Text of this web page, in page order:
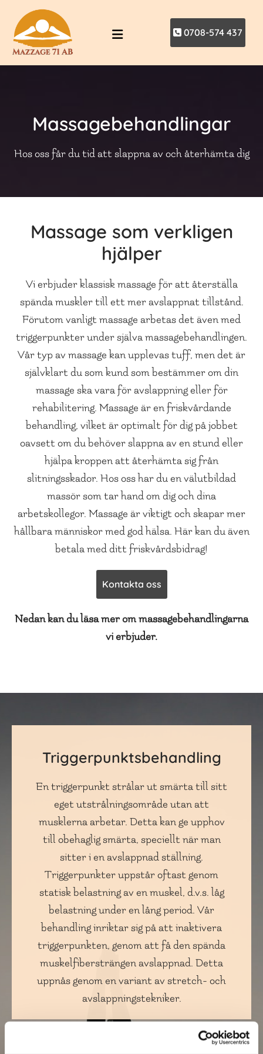
0708-574 437
Massagebehandlingar
Hos oss får du tid att slappna av och återhämta dig
Massage som verkligen
hjälper
Vi erbjuder klassisk massage för att återställa
spända muskler till ett mer avslappnat tillstånd.
Förutom vanligt massage arbetas det även med
triggerpunkter under själva massagebehandlingen.
Vår typ av massage kan upplevas tuff, men det är
självklart du som kund som bestämmer om din
massage ska vara för avslappning eller för
rehabilitering. Massage är en friskvårdande
behandling, vilket är optimalt för dig på jobbet
oavsett om du behöver slappna av en stund eller
hjälpa kroppen att återhämta sig från
slitningsskador. Hos oss har du en välutbildad
massör som tar hand om dig och dina
arbetskollegor. Massage är viktigt och skapar mer
hållbara människor med god hälsa. Här kan du även
betala med ditt friskvårdsbidrag!
Kontakta oss
Nedan kan du läsa mer om massagebehandlingarna
vi erbjuder.
Triggerpunktsbehandling
En triggerpunkt strålar ut smärta till sitt
eget utstrålningsområde utan att
musklerna arbetar. Detta kan ge upphov
till obehaglig smärta, speciellt när man
sitter i en avslappnad ställning.
Triggerpunkter uppstår oftast genom
statisk belastning av en muskel, d.v.s. låg
belastning under en lång period. Vår
behandling inriktar sig på att inaktivera
triggerpunkten, gen0m att få den spända
muskelfibersträngen avslappnad. Detta
uppnås genom en variant av stretch- och
avslappningstekniker.